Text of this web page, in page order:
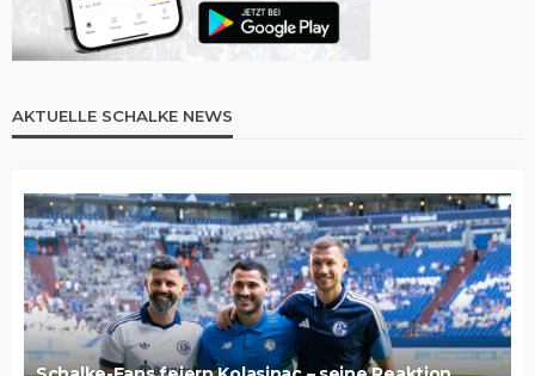
AKTUELLE SCHALKE NEWS